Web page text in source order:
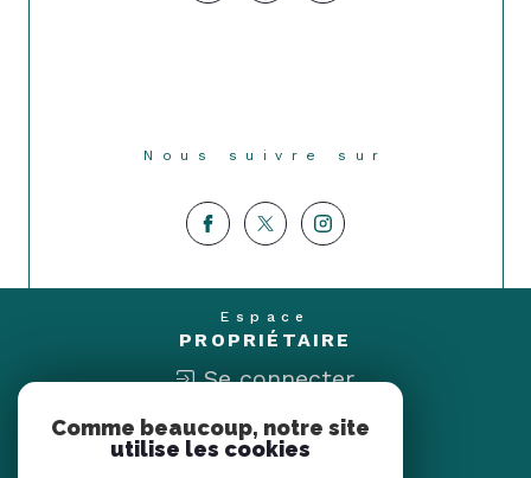
Nous suivre sur
Espace
PROPRIÉTAIRE
Se connecter
Nous
ADHÉRONS
Comme beaucoup, notre site
utilise les cookies